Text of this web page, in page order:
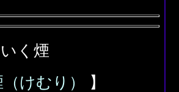
く煙
けむり）
】